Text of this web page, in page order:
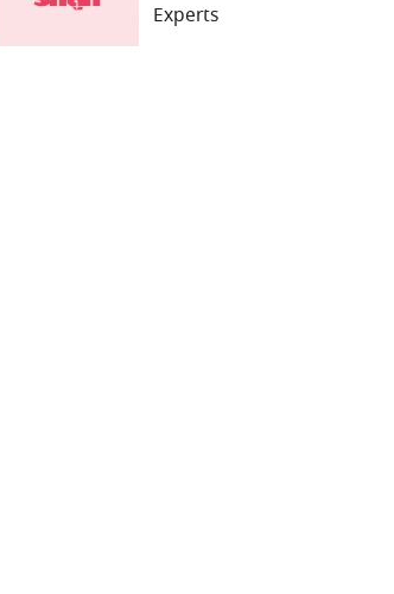
Experts